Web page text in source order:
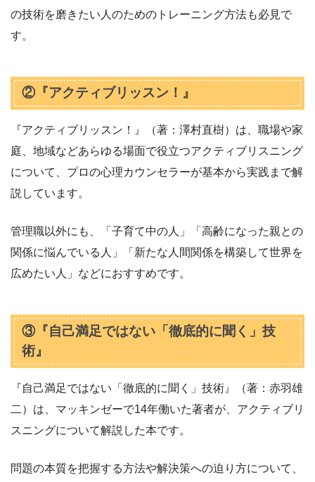
の技術を磨きたい人のためのトレーニング方法も必見で
す。
②『アクティブリッスン！』
『アクティブリッスン！』（著：澤村直樹）は、職場や家
庭、地域などあらゆる場面で役立つアクティブリスニング
について、プロの心理カウンセラーが基本から実践まで解
説しています。
管理職以外にも、「子育て中の人」「高齢になった親との
関係に悩んでいる人」「新たな人間関係を構築して世界を
広めたい人」などにおすすめです。
③『自己満足ではない「徹底的に聞く」技
術』
『自己満足ではない「徹底的に聞く」技術』（著：赤羽雄
二）は、マッキンゼーで14年働いた著者が、アクティブリ
スニングについて解説した本です。
問題の本質を把握する方法や解決策への迫り方について、